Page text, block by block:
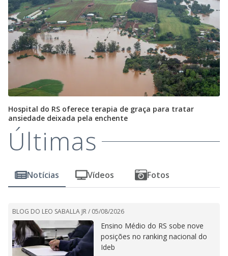
Hospital do RS oferece terapia de graça para tratar
ansiedade deixada pela enchente
Últimas
Notícias Vídeos Fotos
BLOG DO LEO SABALLA JR / 05/08/2026
Ensino Médio do RS sobe nove
posições no ranking nacional do
Ideb